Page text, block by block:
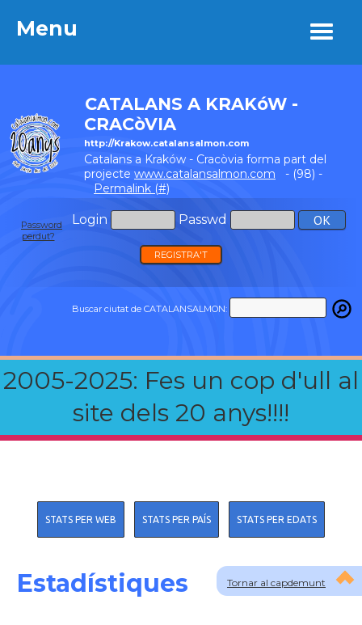
Menu
CATALANS A KRAKóW -
CRACòVIA
http://Krakow.catalansalmon.com
Catalans a Kraków - Cracòvia forma part del
projecte www.catalansalmon.com - (98) -
Permalink (#)
Login Passwd
Password
perdut?
REGISTRA'T
Buscar ciutat de CATALANSALMON:
2005-2025: Fes un cop d'ull al
site dels 20 anys!!!!
Menu
Tornar al capdemunt
STATS PER WEB STATS PER PAÍS STATS PER EDATS
Estadístiques